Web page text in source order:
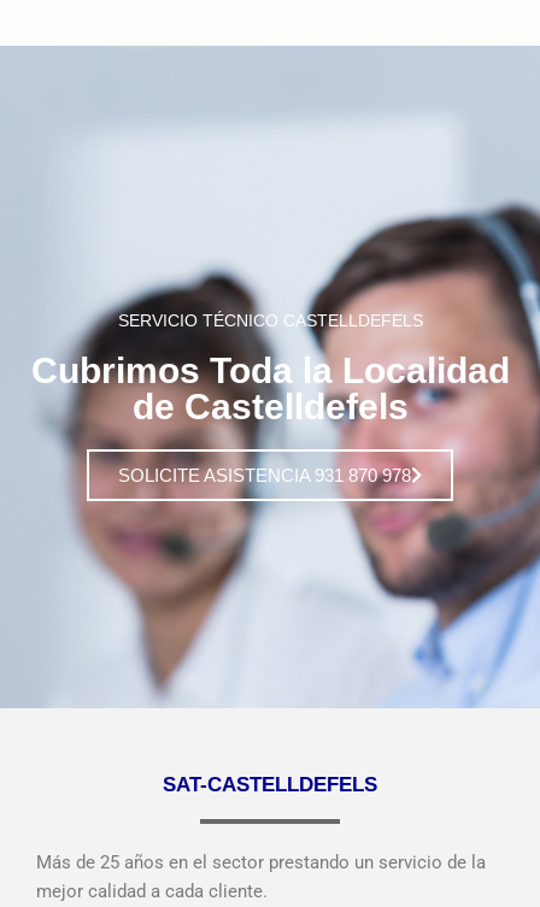
SERVICIO TÉCNICO CASTELLDEFELS
Cubrimos Toda la Localidad
de Castelldefels
SOLICITE ASISTENCIA 931 870 978
SAT-CASTELLDEFELS
Más de 25 años en el sector prestando un servicio de la
mejor calidad a cada cliente.